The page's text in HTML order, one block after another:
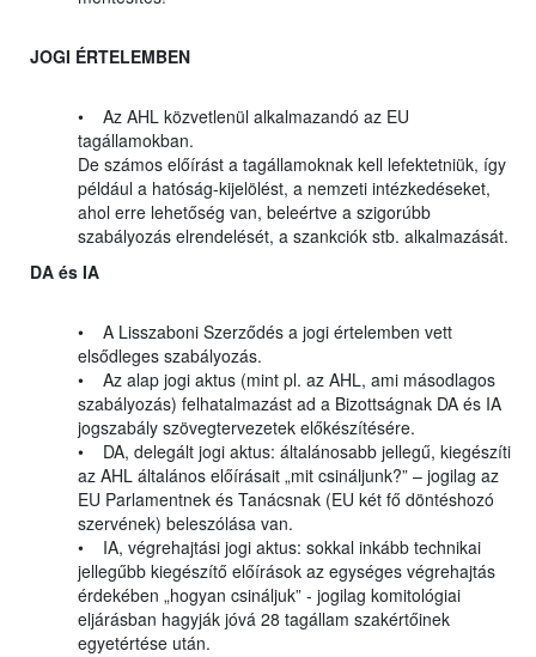
JOGI ÉRTELEMBEN
• Az AHL közvetlenül alkalmazandó az EU
tagállamokban.
De számos előírást a tagállamoknak kell lefektetniük, így
például a hatóság-kijelölést, a nemzeti intézkedéseket,
ahol erre lehetőség van, beleértve a szigorúbb
szabályozás elrendelését, a szankciók stb. alkalmazását.
DA és IA
• A Lisszaboni Szerződés a jogi értelemben vett
elsődleges szabályozás.
• Az alap jogi aktus (mint pl. az AHL, ami másodlagos
szabályozás) felhatalmazást ad a Bizottságnak DA és IA
jogszabály szövegtervezetek előkészítésére.
• DA, delegált jogi aktus: általánosabb jellegű, kiegészíti
az AHL általános előírásait „mit csináljunk?” – jogilag az
EU Parlamentnek és Tanácsnak (EU két fő döntéshozó
szervének) beleszólása van.
• IA, végrehajtási jogi aktus: sokkal inkább technikai
jellegűbb kiegészítő előírások az egységes végrehajtás
érdekében „hogyan csináljuk” - jogilag komitológiai
eljárásban hagyják jóvá 28 tagállam szakértőinek
egyetértése után.